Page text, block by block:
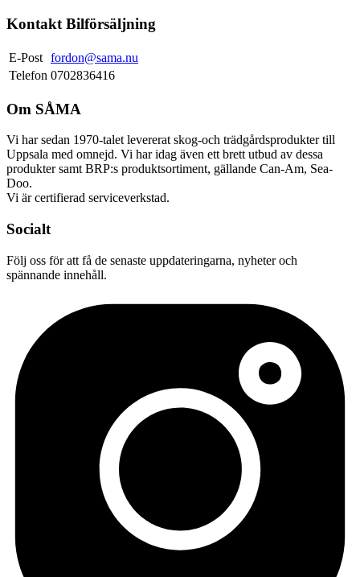
Kontakt Bilförsäljning
E-Post fordon@sama.nu
Telefon 0702836416
Om SÅMA
Vi har sedan 1970-talet levererat skog-och trädgårdsprodukter till
Uppsala med omnejd. Vi har idag även ett brett utbud av dessa
produkter samt BRP:s produktsortiment, gällande Can-Am, Sea-
Doo.
Vi är certifierad serviceverkstad.
Socialt
Följ oss för att få de senaste uppdateringarna, nyheter och
spännande innehåll.